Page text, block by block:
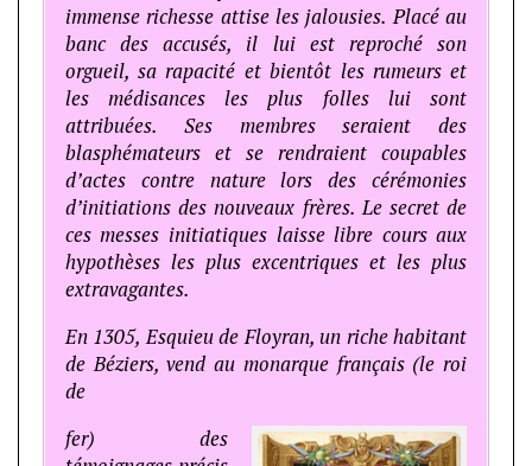
immense richesse attise les jalousies. Placé au
banc des accusés, il lui est reproché son
orgueil, sa rapacité et bientôt les rumeurs et
les médisances les plus folles lui sont
attribuées. Ses membres seraient des
blasphémateurs et se rendraient coupables
d’actes contre nature lors des cérémonies
d’initiations des nouveaux frères. Le secret de
ces messes initiatiques laisse libre cours aux
hypothèses les plus excentriques et les plus
extravagantes.
En 1305, Esquieu de Floyran, un riche habitant
de Béziers, vend au monarque français (le roi
de
fer) des